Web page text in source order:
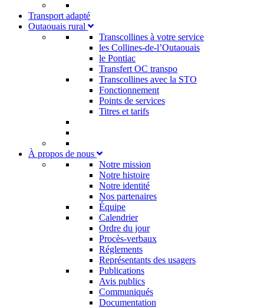
Transport adapté
Outaouais rural
Transcollines à votre service​
les Collines-de-l’Outaouais​
le Pontiac​
Transfert OC transpo
Transcollines avec la STO
Fonctionnement
Points de services
Titres et tarifs
À propos de nous
Notre mission
Notre histoire
Notre identité
Nos partenaires
Équipe
Calendrier
Ordre du jour
Procès-verbaux
Réglements
Représentants des usagers
Publications
Avis publics
Communiqués
Documentation